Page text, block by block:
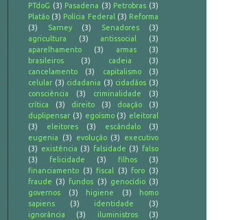
PTdoG (3) Pasadena (3) Petrobras (3)
Platão (3) Polícia Federal (3) Reforma
(3)
Sarney (3) Senadores
(3)
agricultura
(3) antissocial
(3)
aparelhamento
(3) armas
(3)
brasileiros
(3) cadeia
(3)
cancelamento
(3) capitalismo
(3)
celular (3) cidadania (3) cidadãos (3)
consciência
(3) criminalidade
(3)
crítica
(3) direito (3) doação
(3)
duplipensar (3) egoísmo (3) eleitoral
(3)
eleitores (3) escândalo
(3)
eugenia
(3) evolução (3)
executivo
(3) existência (3) falsidade (3)
falso
(3)
felicidade (3) filhos
(3)
financiamento (3) fiscal (3) foro (3)
fraude (3) fundos (3) genocídio (3)
governos
(3) higiene (3)
homo
sapiens
(3) identidade
(3)
ignorância
(3) iluministros
(3)